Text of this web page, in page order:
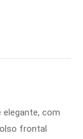
elegante, com
frontal